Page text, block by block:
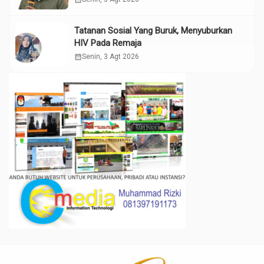
Tatanan Sosial Yang Buruk, Menyuburkan
HIV Pada Remaja
calendar_monthSenin, 3 Agt 2026